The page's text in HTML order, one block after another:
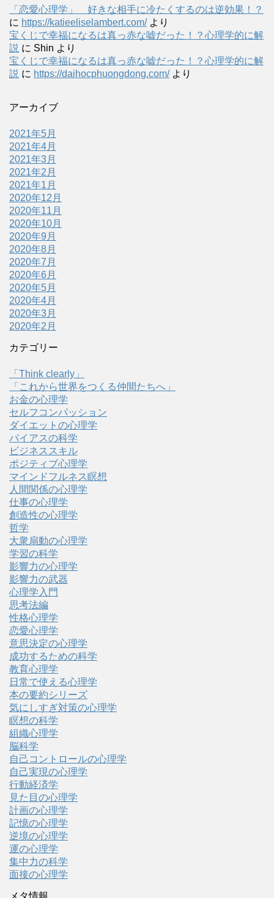
「恋愛心理学」 好きな相手に冷たくするのは逆効果！？
に https://katieeliselambert.com/より
宝くじで幸福になるは真っ赤な嘘だった！？心理学的に解
説 に Shin より
宝くじで幸福になるは真っ赤な嘘だった！？心理学的に解
説 に https://daihocphuongdong.com/より
アーカイブ
2021年5月
2021年4月
2021年3月
2021年2月
2021年1月
2020年12月
2020年11月
2020年10月
2020年9月
2020年8月
2020年7月
2020年6月
2020年5月
2020年4月
2020年3月
2020年2月
カテゴリー
「Think clearly」
「これから世界をつくる仲間たちへ」
お金の心理学
セルフコンパッション
ダイエットの心理学
バイアスの科学
ビジネススキル
ポジティブ心理学
マインドフルネス瞑想
人間関係の心理学
仕事の心理学
創造性の心理学
哲学
大衆扇動の心理学
学習の科学
影響力の心理学
影響力の武器
心理学入門
思考法編
性格心理学
恋愛心理学
意思決定の心理学
成功するための科学
教育心理学
日常で使える心理学
本の要約シリーズ
気にしすぎ対策の心理学
瞑想の科学
組織心理学
脳科学
自己コントロールの心理学
自己実現の心理学
行動経済学
見た目の心理学
計画の心理学
記憶の心理学
逆境の心理学
運の心理学
集中力の科学
面接の心理学